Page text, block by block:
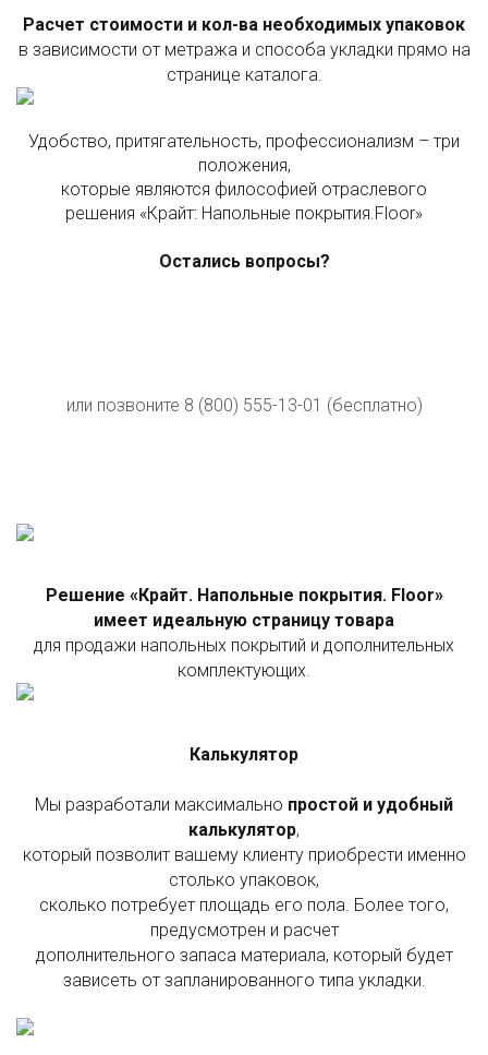
Расчет стоимости и кол-ва необходимых упаковок
в зависимости от метража и способа укладки прямо на
странице каталога.
Удобство, притягательность, профессионализм – три
положения,
которые являются философией отраслевого
решения «Крайт: Напольные покрытия.Floor»
Остались вопросы?
или позвоните 8 (800) 555-13-01 (бесплатно)
Решение «Крайт. Напольные покрытия. Floor»
имеет идеальную страницу товара
для продажи напольных покрытий и дополнительных
комплектующих.
Калькулятор
Мы разработали максимально простой и удобный
калькулятор,
который позволит вашему клиенту приобрести именно
столько упаковок,
сколько потребует площадь его пола. Более того,
предусмотрен и расчет
дополнительного запаса материала, который будет
зависеть от запланированного типа укладки.